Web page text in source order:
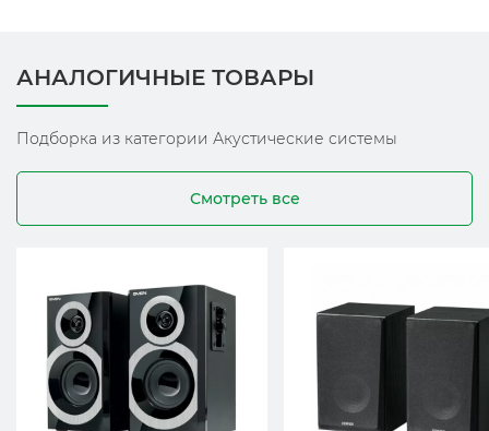
АНАЛОГИЧНЫЕ ТОВАРЫ
Подборка из категории Акустические системы
Смотреть все